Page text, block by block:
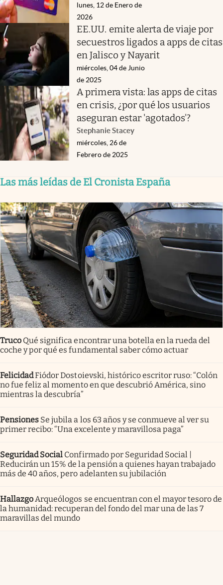
lunes, 12 de Enero de
2026
EE.UU. emite alerta de viaje por
secuestros ligados a apps de citas
en Jalisco y Nayarit
miércoles, 04 de Junio
de 2025
A primera vista: las apps de citas
en crisis, ¿por qué los usuarios
aseguran estar 'agotados'?
Stephanie Stacey
miércoles, 26 de
Febrero de 2025
Las más leídas de El Cronista España
Truco Qué significa encontrar una botella en la rueda del
coche y por qué es fundamental saber cómo actuar
FelicidadFiódor Dostoievski, histórico escritor ruso: “Colón
no fue feliz al momento en que descubrió América, sino
mientras la descubría”
Pensiones Se jubila a los 63 años y se conmueve al ver su
primer recibo: “Una excelente y maravillosa paga”
Seguridad Social Confirmado por Seguridad Social |
Reducirán un 15% de la pensión a quienes hayan trabajado
más de 40 años, pero adelanten su jubilación
Hallazgo Arqueólogos se encuentran con el mayor tesoro de
la humanidad: recuperan del fondo del mar una de las 7
maravillas del mundo